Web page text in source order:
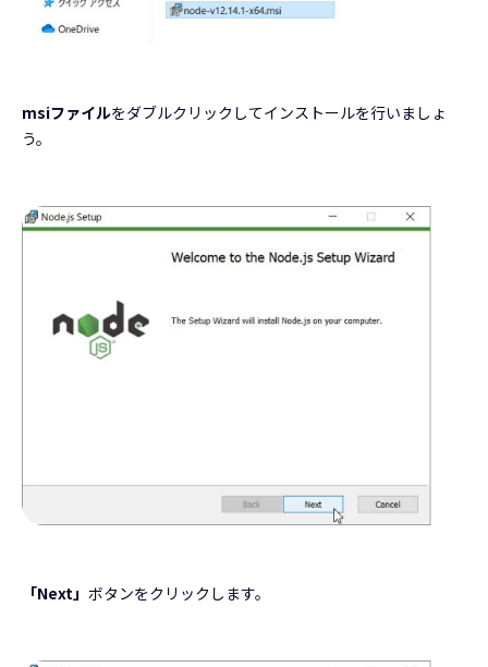
msiファイルをダブルクリックしてインストールを行いましょ
う。
「Next」 ボタンをクリックします。